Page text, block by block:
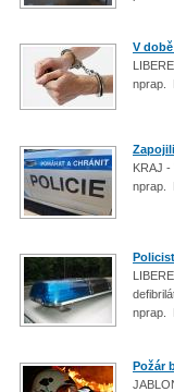
V
nprap.
KRAJ
nprap.
nprap.
Požár